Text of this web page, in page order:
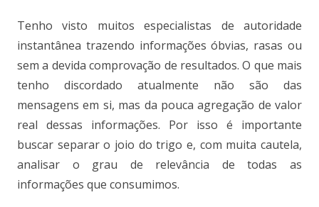
Tenho visto muitos especialistas de autoridade
instantânea trazendo informações óbvias, rasas ou
sem a devida comprovação de resultados. O que mais
tenho discordado atualmente não são das
mensagens em si, mas da pouca agregação de valor
real dessas informações. Por isso é importante
buscar separar o joio do trigo e, com muita cautela,
analisar o grau de relevância de todas as
informações que consumimos.